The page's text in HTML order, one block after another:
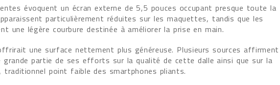
évoquent un écran externe de 5,5 pouces occupant presque toute la
particulièrement réduites sur les maquettes, tandis que les
une légère courbure destinée à améliorer la prise en main.
offrirait une surface nettement plus généreuse. Plusieurs sources affirment
grande partie de ses efforts sur la qualité de cette dalle ainsi que sur la
traditionnel point faible des smartphones pliants.